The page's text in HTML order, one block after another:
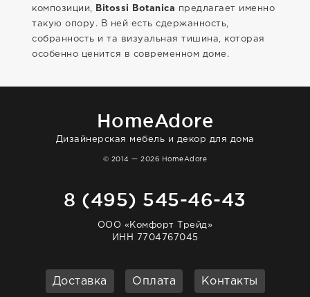
композиции,
Bitossi Botanica предлагает именно
такую опору. В ней есть сдержанность,
собранность и та визуальная тишина, которая
особенно ценится в современном доме.
HomeAdore
Дизайнерская мебель и декор для дома
© 2014 — 2026 HomeAdore
8 (495) 545-46-43
ООО «Комфорт Трейд»
ИНН 7704767045
Доставка Оплата Контакты